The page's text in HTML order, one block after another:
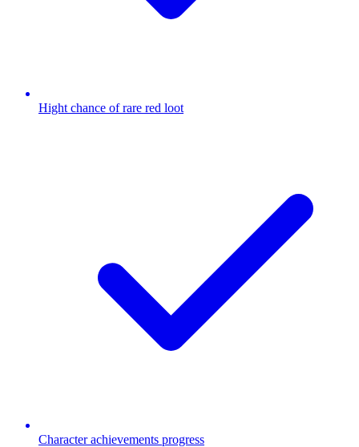
Hight chance of rare red loot
Сharacter achievements progress